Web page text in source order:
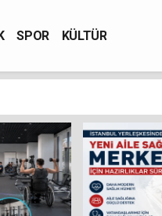
SPOR KÜLTÜR